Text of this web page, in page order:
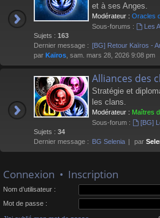
et à ses Anges.
Modérateur : Oracles
Sous-forums :
Les
Sujets : 163
Dernier message : [BG] Retour Kaïros -
par Kaïros , sam. mars 28, 2026 9:08 pm
Alliances des
Stratégie et
les clans.
Modérateur : Maîtres
Sous-forum :
[BG]
Sujets : 34
Dernier message : BG Selenia par
Connexion • Inscription
Nom d’utilisateur :
Mot de passe :